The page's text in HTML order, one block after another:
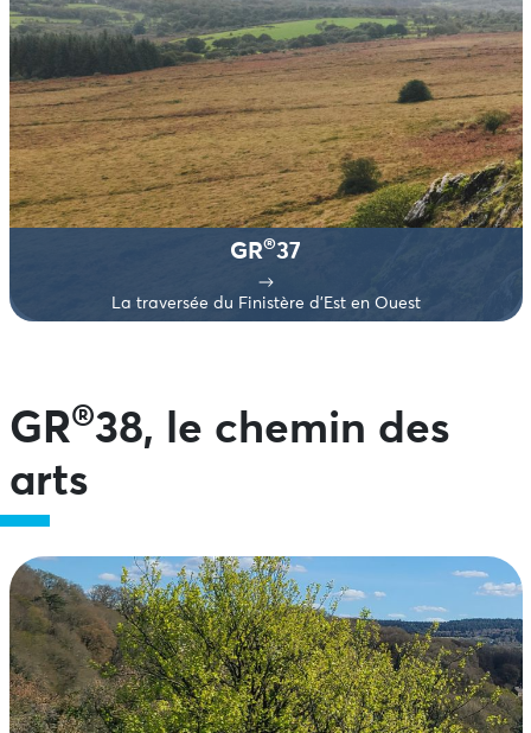
GR®37
La traversée du Finistère d’Est en Ouest
GR®38, le chemin des
arts